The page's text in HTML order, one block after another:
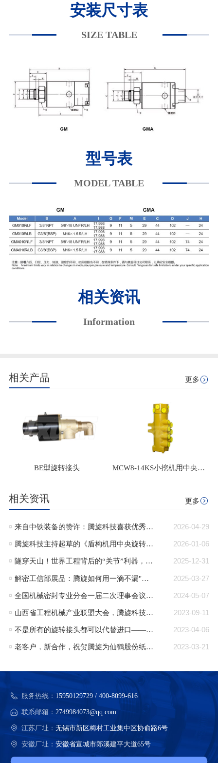
安装尺寸表
SIZE TABLE
型号表
MODEL TABLE
相关资讯
Information
相关产品 更多
BE型旋转接头 MCW8-14KS小挖机用中央回转接头
相关资讯 更多
2026-04-29
来自中铁装备的赞许：腾旋科技喜获优秀供应商奖+质量标杆奖
2026-01-06
腾旋科技主持起草的《盾构机用中央旋转接头》行业标准正式发布
2025-12-31
隧穿天山！世界工程背后的“关节”利器，腾旋回转接头助力TBM挑战极限！
2025-03-27
解密工信部展品：腾旋如何用一滴不漏"技术破局半导体高端装备“卡脖子”难题"
2024-05-07
全国机械密封专业分会一届二次理事会议在郎溪顺利召开
2023-09-11
山西省工程机械产业联盟大会，腾旋科技入选成员单位
2023-04-06
不是所有的旋转接头都可以代替进口——腾旋：可替代进口的旋转接头品牌
2023-03-21
老客户，新合作，祝贺腾旋为仙鹤股份纸机量身定制的蒸汽旋转接头批量交付
服务热线： 15950129729 / 400-8099-616
联系邮箱： 2749984073@qq.com
江苏厂址：无锡市新区梅村工业集中区协俞路6号
安徽厂址：安徽省宣城市郎溪建平大道65号